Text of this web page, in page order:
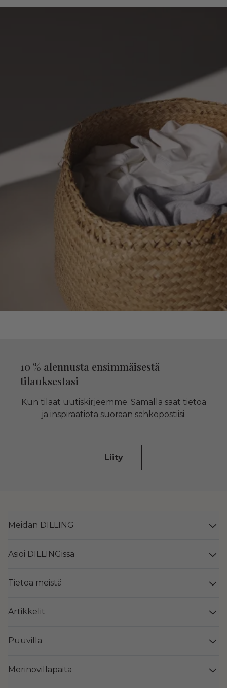
10 % alennusta ensimmäisestä
tilauksestasi
Kun tilaat uutiskirjeemme. Samalla saat tietoa
ja inspiraatiota suoraan sähköpostiisi.
Liity
Meidän DILLING
Asioi DILLINGissä
Tietoa meistä
Artikkelit
Puuvilla
Merinovillapaita